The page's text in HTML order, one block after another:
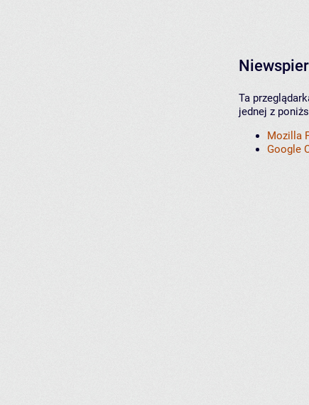
Ta
jednej z
Mozilla
Google